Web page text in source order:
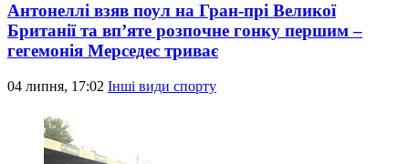
Антонеллі взяв поул на Гран-прі Великої
Британії та вп’яте розпочне гонку першим –
гегемонія Мерседес триває
04 липня, 17:02 Інші види спорту